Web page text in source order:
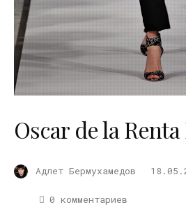
Oscar de la
Адлет Бермухамедов
0 комментариев